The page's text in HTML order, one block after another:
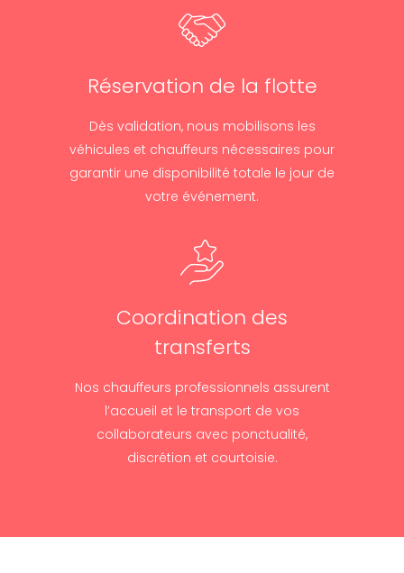
Réservation de la flotte
Dès validation, nous mobilisons les
véhicules et chauffeurs nécessaires pour
garantir une disponibilité totale le jour de
votre événement.
Coordination des
transferts
Nos chauffeurs professionnels assurent
l’accueil et le transport de vos
collaborateurs avec ponctualité,
discrétion et courtoisie.